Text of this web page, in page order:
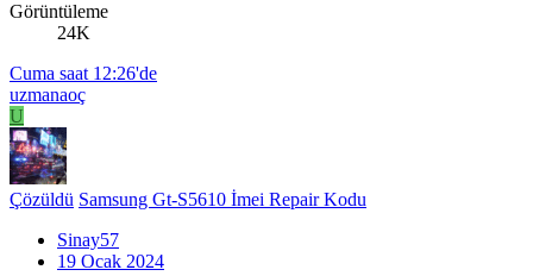
Görüntüleme
24K
Cuma saat 12:26'de
uzmanaoç
U
Çözüldü Samsung Gt-S5610 İmei Repair Kodu
Sinay57
19 Ocak 2024